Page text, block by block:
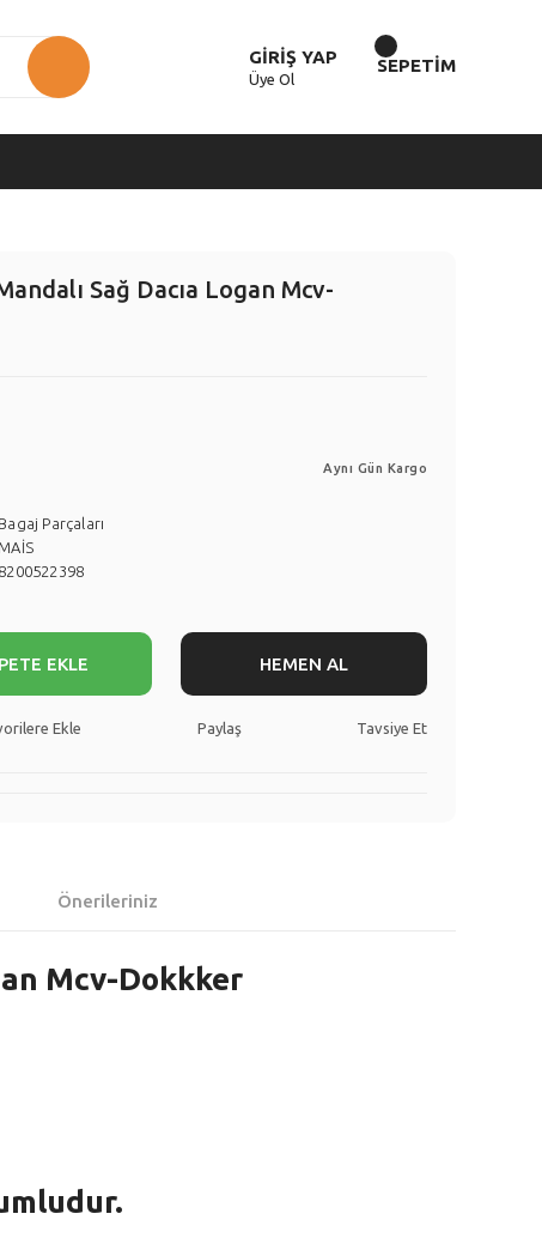
GİRİŞ YAP
Üye Ol
SEPETİM
Sağ Dacıa Logan Mcv-
Aynı Gün Kargo
Bagaj Parçaları
MAİS
8200522398
EKLE HEMEN AL
Paylaş Tavsiye Et
Önerileriniz
Mcv-Dokkker